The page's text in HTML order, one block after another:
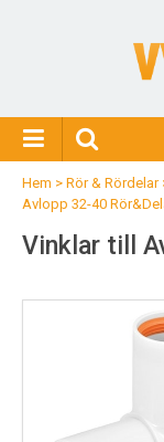
Hem > Rör & Rördelar
Avlopp 32-40
Vinklar till